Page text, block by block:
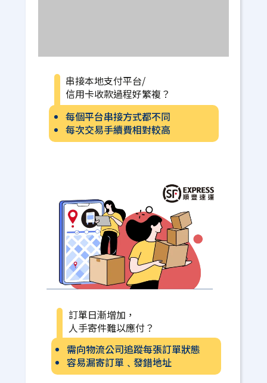
串接本地支付平台/
信用卡收款過程好繁複？
每個平台串接方式都不同
每次交易手續費相對較高
訂單日漸增加，
人手寄件難以應付？
需向物流公司追蹤每張訂單狀態
容易漏寄訂單﹑發錯地址